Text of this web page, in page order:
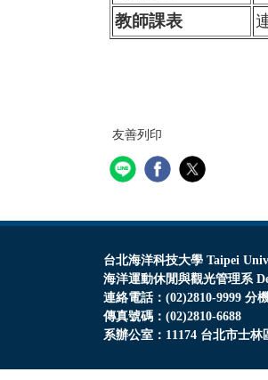
教師課表
友善列印
台北海洋科技大學 Taipei
海洋運動休閒與觀光管理系
連絡電話：(02)2810-9999 分
傳真號碼：(02)2810-6688
系辦公室：11174 台北市士